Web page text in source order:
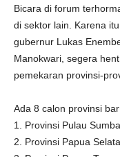
Bicara di forum
di sektor lain. Karena
gubernur Lukas
Manokwari, segera
pemekaran provinsi-
Ada 8 calon provinsi
1. Provinsi Pulau
2. Provinsi Papua